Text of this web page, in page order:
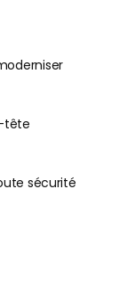
tête
sécurité